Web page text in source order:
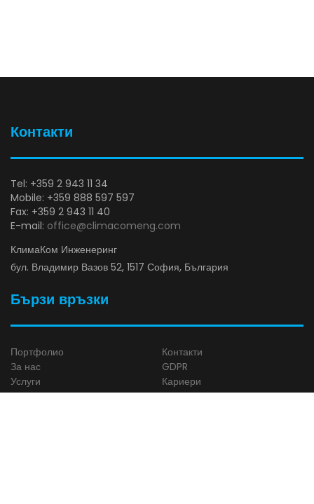
Контакти
Tel: +359 2 943 11 34
Mobile: +359 888 597 597
Fax: +359 2 943 11 40
E-mail: office@climacomeng.com
КлимаКом Инженеринг
бул. Владимир Вазов 52, 1517 София, България
Бързи връзки
Портфолио
За нас
Услуги
Продукти
Контакти
GDPR
Кариери
Декларация за политиката по